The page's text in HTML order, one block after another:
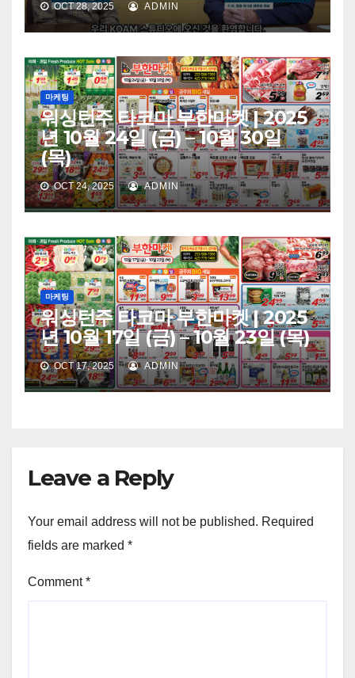
OCT 28, 2025 ADMIN
마케팅
워싱턴주 타코마 부한마켓 | 2025
년 10월 24일 (금) – 10월 30일
(목)
OCT 24, 2025 ADMIN
마케팅
워싱턴주 타코마 부한마켓 | 2025
년 10월 17일 (금) – 10월 23일 (목)
OCT 17, 2025 ADMIN
Leave a Reply
Your email address will not be published. Required
fields are marked *
Comment*